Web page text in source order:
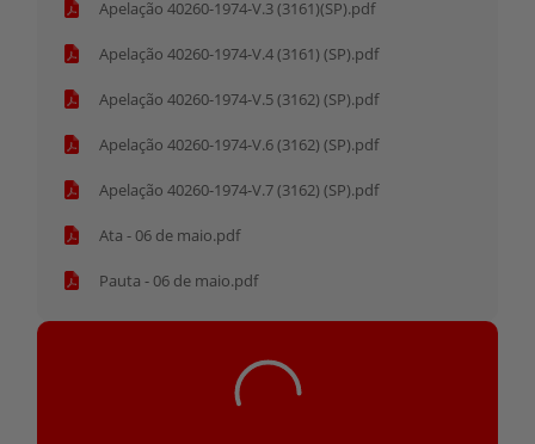
Apelação 40260-1974-V.3 (3161)(SP).pdf
Apelação 40260-1974-V.4 (3161) (SP).pdf
Apelação 40260-1974-V.5 (3162) (SP).pdf
Apelação 40260-1974-V.6 (3162) (SP).pdf
Apelação 40260-1974-V.7 (3162) (SP).pdf
Ata - 06 de maio.pdf
Pauta - 06 de maio.pdf
Tocador